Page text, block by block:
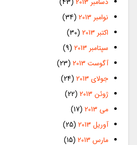
نوامبر 2013
(34)
اکتبر 2013
(30)
سپتامبر 2013
(9)
آگوست 2013
(23)
جولای 2013
(24)
ژوئن 2013
(22)
می 2013
(17)
آوریل 2013
(25)
مارس 2013
(15)